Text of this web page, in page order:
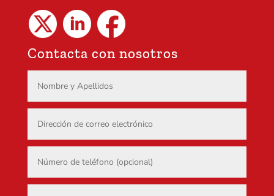
Contacta con nosotros
Nombre y Apellidos
Dirección de correo electrónico
Número de teléfono (opcional)